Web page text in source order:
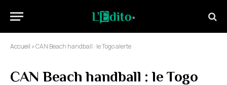
Accueil »CAN Beach handball : le Togo alerte
CAN Beach handball : le Togo